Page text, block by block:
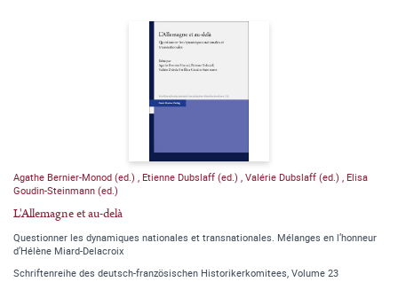
Agathe Bernier-Monod (ed.) Etienne Dubslaff (ed.) Valérie Dubslaff (ed.)
Elisa
Goudin-Steinmann (ed.)
L'Allemagne et au-delà
Questionner les dynamiques nationales et transnationales. Mélanges en l’honneur
d’Hélène Miard-Delacroix
Schriftenreihe des deutsch-französischen Historikerkomitees, Volume 23